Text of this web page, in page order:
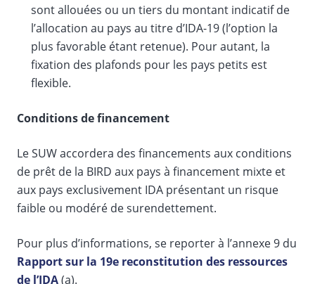
sont allouées ou un tiers du montant indicatif de
l’allocation au pays au titre d’IDA-19 (l’option la
plus favorable étant retenue). Pour autant, la
fixation des plafonds pour les pays petits est
flexible.
Conditions de financement
Le SUW accordera des financements aux conditions
de prêt de la BIRD aux pays à financement mixte et
aux pays exclusivement IDA présentant un risque
faible ou modéré de surendettement.
Pour plus d’informations, se reporter à l’annexe 9 du
Rapport sur la 19e reconstitution des ressources
de l’IDA(a).